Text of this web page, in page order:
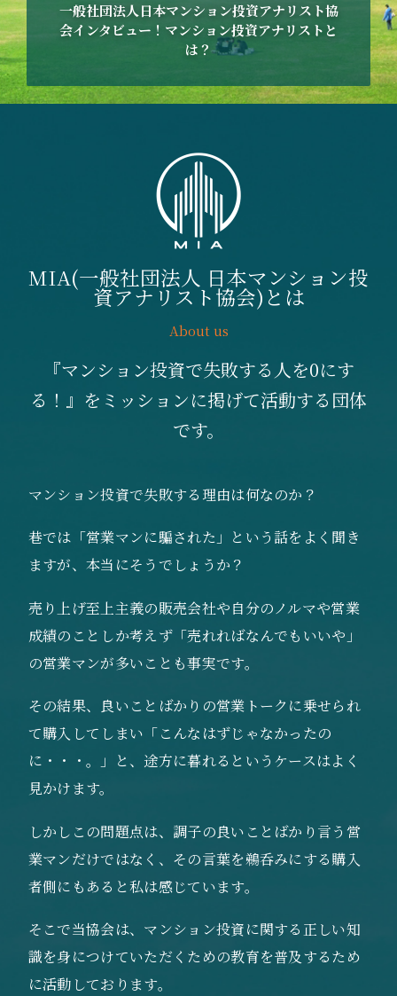
一般社団法人日本マンション投資アナリスト協
会インタビュー！マンション投資アナリストと
は？
MIA(一般社団法人 日本マンション投
資アナリスト協会)とは
About us
『マンション投資で失敗する人を0にす
る！』をミッションに掲げて活動する団体
です。
マンション投資で失敗する理由は何なのか？
巷では「営業マンに騙された」という話をよく聞き
ますが、本当にそうでしょうか？
売り上げ至上主義の販売会社や自分のノルマや営業
成績のことしか考えず「売れればなんでもいいや」
の営業マンが多いことも事実です。
その結果、良いことばかりの営業トークに乗せられ
て購入してしまい「こんなはずじゃなかったの
に・・・。」と、途方に暮れるというケースはよく
見かけます。
しかしこの問題点は、調子の良いことばかり言う営
業マンだけではなく、その言葉を鵜呑みにする購入
者側にもあると私は感じています。
そこで当協会は、マンション投資に関する正しい知
識を身につけていただくための教育を普及するため
に活動しております。